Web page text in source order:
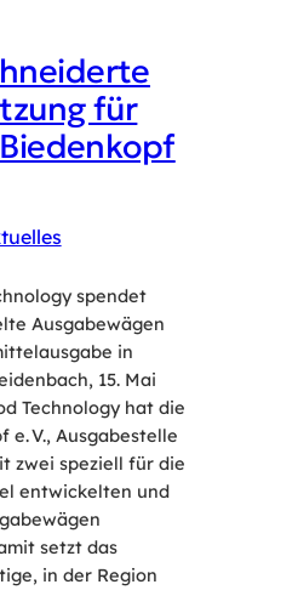
für
spendet
Ausgabewägen
in
15. Mai
Technology hat die
e. V., Ausgabestelle
zwei speziell für die
entwickelten und
setzt das
in der Region